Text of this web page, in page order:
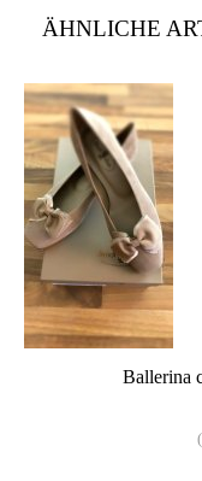
ÄHNLICHE
Ballerina